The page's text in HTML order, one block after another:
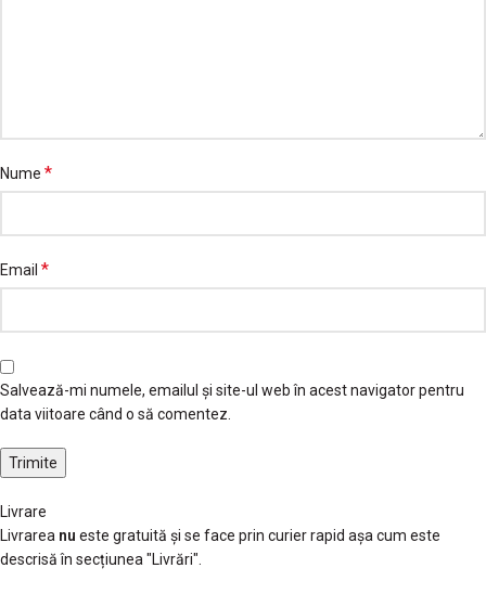
Nume *
Email *
Salvează-mi numele, emailul și site-ul web în acest navigator pentru
data viitoare când o să comentez.
Livrare
Livrarea nu este gratuită și se face prin curier rapid așa cum este
descrisă în secțiunea "Livrări".